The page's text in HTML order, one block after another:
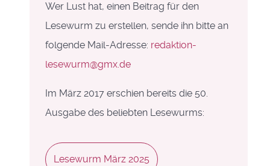
Wer Lust hat, einen Beitrag für den
Lesewurm zu erstellen, sende ihn bitte an
folgende Mail-Adresse: redaktion-
lesewurm@gmx.de
Im März 2017 erschien bereits die 50.
Ausgabe des beliebten Lesewurms:
Lesewurm März 2025